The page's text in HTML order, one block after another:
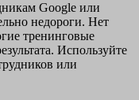
Google или
недороги. Нет
тренинговые
Используйте
или